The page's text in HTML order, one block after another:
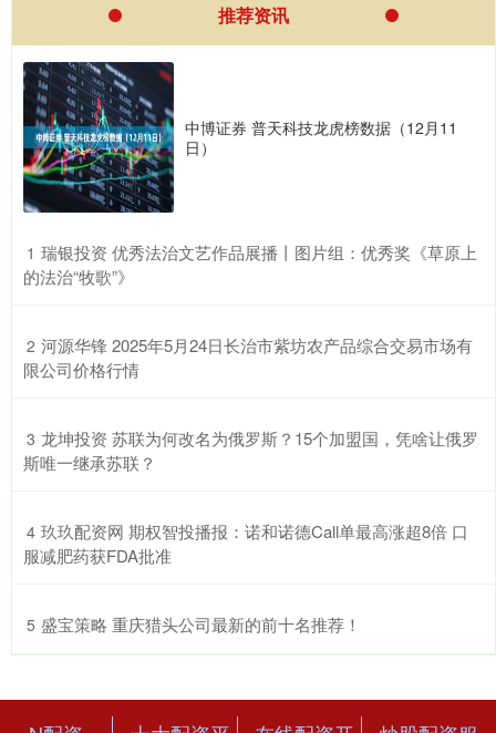
推荐资讯
中博证券 普天科技龙虎榜数据（12月11
日）
1 ​瑞银投资 优秀法治文艺作品展播丨图片组：优秀奖《草原上
的法治“牧歌”》
2 ​河源华锋 2025年5月24日长治市紫坊农产品综合交易市场有
限公司价格行情
3 ​龙坤投资 苏联为何改名为俄罗斯？15个加盟国，凭啥让俄罗
斯唯一继承苏联？
4 ​玖玖配资网 期权智投播报：诺和诺德Call单最高涨超8倍 口
服减肥药获FDA批准
5 ​盛宝策略 重庆猎头公司最新的前十名推荐！